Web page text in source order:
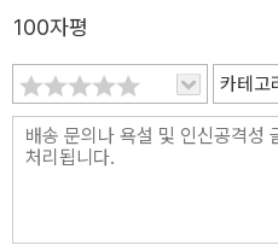
수 있는 콘텐츠를 고민하던 나는
하나 받게 된다. 서비스 관리가 잘
유저 이벤트로 괴담을 만들어 보
는 제안을 수락하고 다른 유저들
괴담을 설계하기 시작하는데…….
정체불명의 캐릭터가 등장한 귀신
100자평
카테고